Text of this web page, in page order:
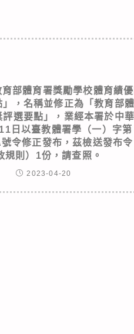
部體育署獎勵學校體育績
」，名稱並修正為「教育部
選要點」，業經本署於中
日以臺教體署學（一）字第
令修正發布，茲檢送發布
規則）1份，請查照。
2023-04-20